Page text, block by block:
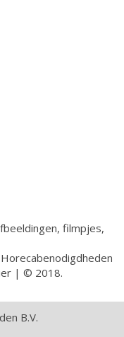
filmpjes,
| © 2018.
B.V.